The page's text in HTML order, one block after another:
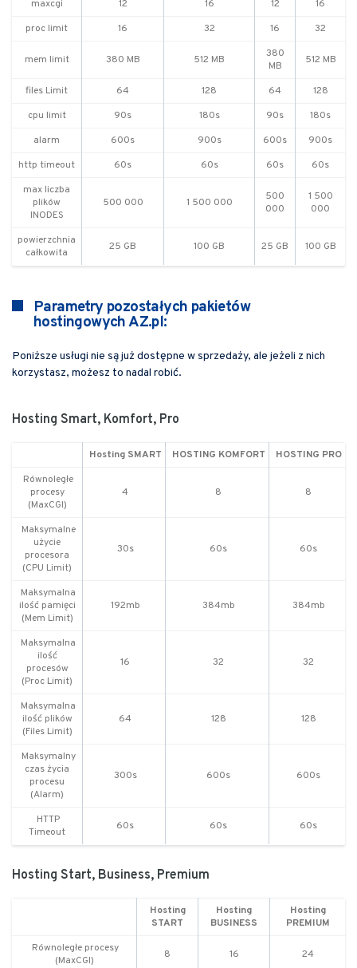
maxcgi 12 16 12
16
proc limit
16 32 16 32
mem limit 380 MB 512 MB
380
MB
512 MB
files Limit 64 128 64
128
cpu limit
90s 180s 90s
180s
alarm
600s 900s 600s
900s
http timeout
60s 60s 60s
60s
max liczba
plików
INODES
500 000 1 500 000
500
000
1 500
000
powierzchnia
całkowita
25 GB 100 GB 25 GB 100 GB
Parametry pozostałych pakietów
hostingowych AZ.pl:
Poniższe usługi nie są już dostępne w sprzedaży, ale jeżeli z nich
korzystasz, możesz to nadal robić.
Hosting Smart, Komfort, Pro
Hosting SMART HOSTING KOMFORT
HOSTING PRO
Równoległe
procesy
(MaxCGI)
4 8 8
Maksymalne
użycie
procesora
(CPU Limit)
30s 60s 60s
Maksymalna
ilość pamięci
(Mem Limit)
192mb 384mb 384mb
Maksymalna
ilość
procesów
(Proc Limit)
16 32 32
Maksymalna
ilość plików
(Files Limit)
64 128 128
Maksymalny
czas życia
procesu
(Alarm)
300s 600s 600s
HTTP
Timeout
60s 60s 60s
Hosting Start, Business, Premium
Hosting
START
Hosting
BUSINESS
Hosting
PREMIUM
Równoległe procesy
(MaxCGI)
8 16 24